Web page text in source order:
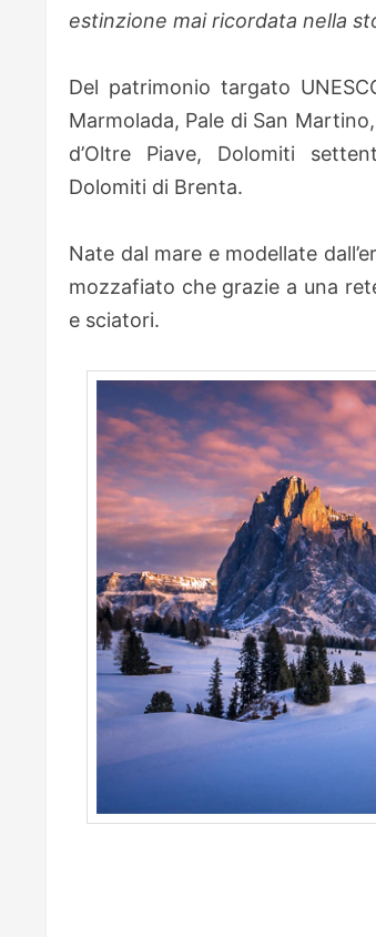
estinzione mai ricordata nella
Del patrimonio targato
Marmolada, Pale di San
d’Oltre Piave, Dolomiti
Dolomiti di Brenta.
Nate dal mare e modellate
mozzafiato che grazie a una
e sciatori.